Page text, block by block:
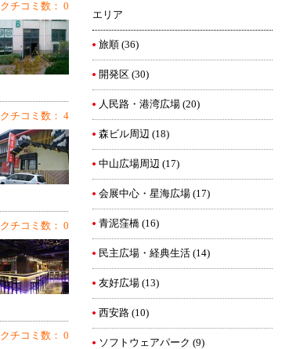
クチコミ数： 0
クチコミ数： 4
クチコミ数： 0
クチコミ数： 0
エリア
旅順 (36)
開発区 (30)
人民路・港湾広場 (20)
森ビル周辺 (18)
中山広場周辺 (17)
会展中心・星海広場 (17)
青泥窪橋 (16)
民主広場・経典生活 (14)
友好広場 (13)
西安路 (10)
ソフトウェアパーク (9)